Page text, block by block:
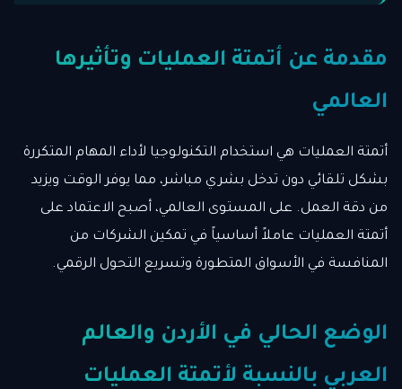
مقدمة عن أتمتة العمليات وتأثيرها
العالمي
أتمتة العمليات هي استخدام التكنولوجيا لأداء المهام المتكررة
بشكل تلقائي دون تدخل بشري مباشر، مما يوفر الوقت ويزيد
من دقة العمل. على المستوى العالمي، أصبح الاعتماد على
أتمتة العمليات عاملاً أساسياً في تمكين الشركات من
المنافسة في الأسواق المتطورة وتسريع التحول الرقمي.
الوضع الحالي في الأردن والعالم
العربي بالنسبة لأتمتة العمليات